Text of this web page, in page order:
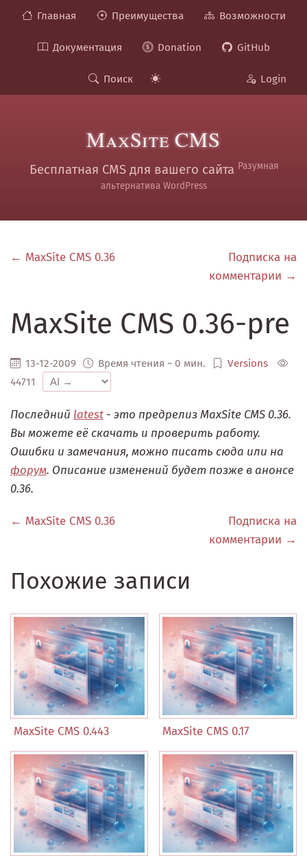
Главная Преимущества Возможности
Документация Donation GitHub
Поиск Login
MaxSite CMS
Бесплатная CMS для вашего сайта Разумная
альтернатива WordPress
← MaxSite CMS 0.36
Подписка на
комментарии →
MaxSite CMS 0.36-pre
13-12-2009 Время чтения ~ 0 мин.
Versions
44711
Последний latest - это предрелиз MaxSite CMS 0.36.
Вы можете её скачать и проверить работу.
Ошибки и замечания, можно писать сюда или на
форум. Описание изменений будет позже в анонсе
0.36.
← MaxSite CMS 0.36
Подписка на
комментарии →
Похожие записи
MaxSite CMS 0.443 MaxSite CMS 0.17